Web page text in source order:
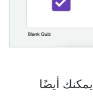
يمكنك أيضًا